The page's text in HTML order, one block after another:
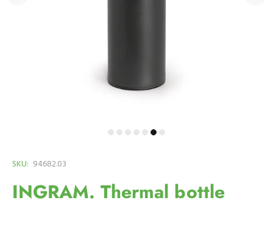
SKU: 94682.03
INGRAM. Thermal bottle